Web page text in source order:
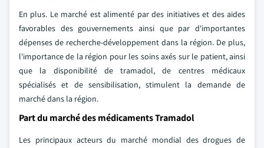
En plus. Le marché est alimenté par des initiatives et des aides
favorables des gouvernements ainsi que par d'importantes
dépenses de recherche-développement dans la région. De plus,
l'importance de la région pour les soins axés sur le patient, ainsi
que la disponibilité de tramadol, de centres médicaux
spécialisés et de sensibilisation, stimulent la demande de
marché dans la région.
Part du marché des médicaments Tramadol
Les principaux acteurs du marché mondial des drogues de